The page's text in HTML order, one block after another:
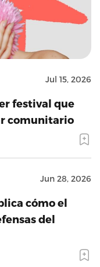
Jul 15, 2026
festival que
comunitario
Jun 28, 2026
cómo el
del